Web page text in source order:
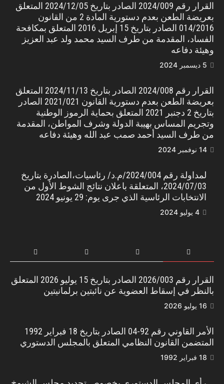
القرار رقم 2024/009 الصادر بتاريخ 2024/12/05 المتعلق
بعريضة الطعن بعدم دستورية المادة 2 من القانون
014/2016 الصادر بتاريخ 15 إبريل 2016 المتعلق بمكافحة
الفساد، المقدمة من طرف السيد محمد ولد عبد العزيز
وهيئة دفاعه
5 ديسمبر 2024
القرار رقم 2024/008 الصادر بتاريخ 2024/11/13 المتعلق
بعريضة الطعن بعدم دستورية القانون 2021/021 الصادر
بتاريخ 2 دجنبر 2021 المتعلق بحماية الرموز الوطنية
وتجريم المساس بهيبة الدولة وشرف المواطن، المقدمة
من طرف السيد أحمد صمب عبد الله وهيئة دفاعه
14 نوفمبر 2024
لمداولة رقم 2024/004/م.د/ رئاسيات،الصادرة بتاريخ
2024/07/03، المتعلقة باعلان نتائج الشوط الأول من
الانتخابات الرئاسية الذي جرى يوم: 29 يونيو 2024
4 يوليو 2024
القرار رقم 2026/003 الصادر بتاريخ 15 يوليو 2026 المتعلق
بالنظر في إسقاط العضوية عن نائبتين برلمانيتين
16 يوليو 2026
الأمر القاوني رقم 92-04 الصادر بتاريخ 18 فبراير 1992
المتضمن القانون النظامي المتعلق بالمجلس الدستوري
18 فبراير 1992